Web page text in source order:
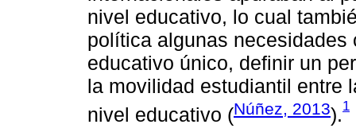
nivel educativo, lo cual
política algunas
educativo único, definir un
la movilidad estudiantil entre
nivel educativo (Núñez, 2013).1